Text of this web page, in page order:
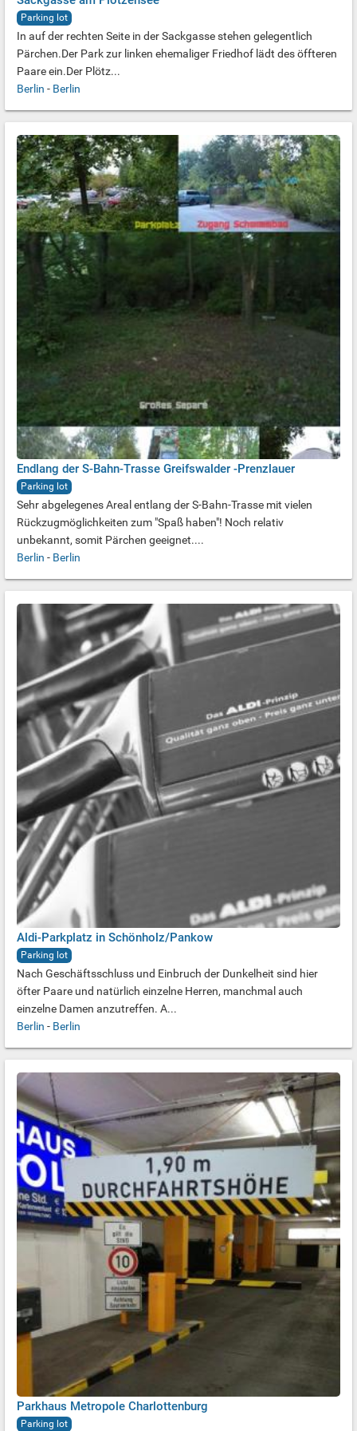
Parking lot
In auf der rechten Seite in der Sackgasse stehen gelegentlich
Pärchen.Der Park zur linken ehemaliger Friedhof lädt des öffteren
Paare ein.Der Plötz...
Berlin - Berlin
Endlang der S-Bahn-Trasse Greifswalder -Prenzlauer
Parking lot
Sehr abgelegenes Areal entlang der S-Bahn-Trasse mit vielen
Rückzugmöglichkeiten zum "Spaß haben"! Noch relativ
unbekannt, somit Pärchen geeignet....
Berlin - Berlin
Aldi-Parkplatz in Schönholz/Pankow
Parking lot
Nach Geschäftsschluss und Einbruch der Dunkelheit sind hier
öfter Paare und natürlich einzelne Herren, manchmal auch
einzelne Damen anzutreffen. A...
Berlin - Berlin
Parkhaus Metropole Charlottenburg
Parking lot